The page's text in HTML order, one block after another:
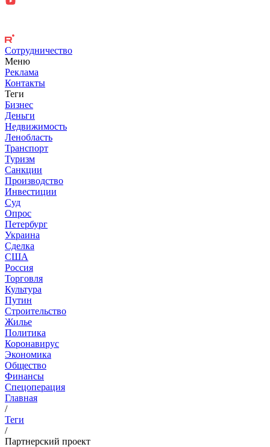
Сотрудничество
Меню
Реклама
Контакты
Теги
Бизнес
Деньги
Недвижимость
Ленобласть
Транспорт
Туризм
Санкции
Производство
Инвестиции
Суд
Опрос
Петербург
Украина
Сделка
США
Россия
Торговля
Культура
Путин
Строительство
Жилье
Политика
Коронавирус
Экономика
Общество
Финансы
Спецоперация
Главная
/
Теги
/
Партнерский проект